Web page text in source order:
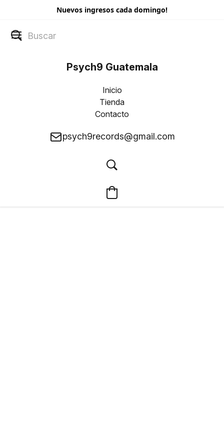
Nuevos ingresos cada domingo!
Psych9 Guatemala
Inicio
Tienda
Contacto
psych9records@gmail.com